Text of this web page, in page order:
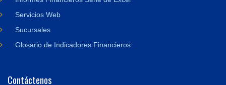
Servicios Web
Sucursales
Glosario de Indicadores Financieros
Contáctenos